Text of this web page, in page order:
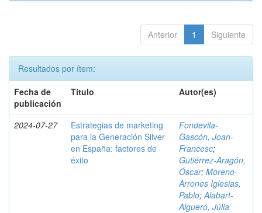
Anterior 1 Siguiente
Resultados por ítem:
Fecha de
publicación
Título Autor(es)
2024-07-27
Estrategias de marketing
para la Generación Silver
en España: factores de
éxito
Fondevila-
Gascón, Joan-
Francesc;
Gutiérrez-Aragón,
Óscar; Moreno-
Arrones Iglesias,
Pablo;Alabart-
Algueró, Júlia